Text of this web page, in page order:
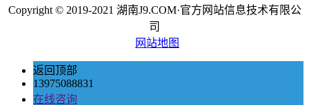
Copyright © 2019-2021 湖南J9.COM·官方网站信息技术有限公
司
网站地图
返回顶部
13975088831
在线咨询